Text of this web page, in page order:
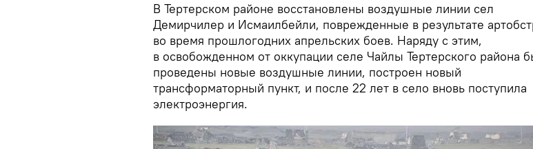
В Тертерском районе восстановлены воздушные линии сел
Демирчилер и Исмаилбейли, поврежденные в результате
во время прошлогодних апрельских боев. Наряду с этим,
в освобожденном от оккупации селе Чайлы Тертерского района
проведены новые воздушные линии, построен новый
трансформаторный пункт, и после 22 лет в село вновь поступила
электроэнергия.